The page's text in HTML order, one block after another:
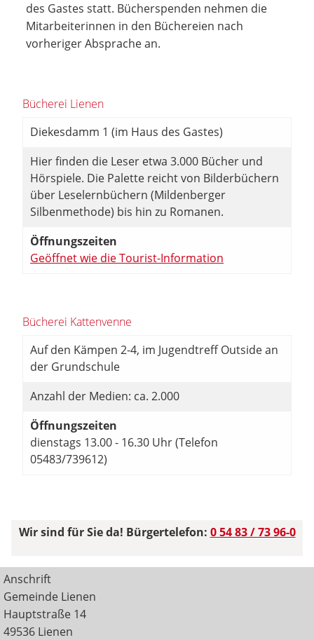
des Gastes statt. Bücherspenden nehmen die
Mitarbeiterinnen in den Büchereien nach
vorheriger Absprache an.
Bücherei Lienen
Diekesdamm 1 (im Haus des Gastes)
Hier finden die Leser etwa 3.000 Bücher und
Hörspiele. Die Palette reicht von Bilderbüchern
über Leselernbüchern (Mildenberger
Silbenmethode) bis hin zu Romanen.
Öffnungszeiten
Geöffnet wie die Tourist-Information
Bücherei Kattenvenne
Auf den Kämpen 2-4, im Jugendtreff Outside an
der Grundschule
Anzahl der Medien: ca. 2.000
Öffnungszeiten
dienstags 13.00 - 16.30 Uhr (Telefon
05483/739612)
Wir sind für Sie da! Bürgertelefon: 0 54 83 / 73 96-0
Anschrift
Gemeinde Lienen
Hauptstraße 14
49536 Lienen